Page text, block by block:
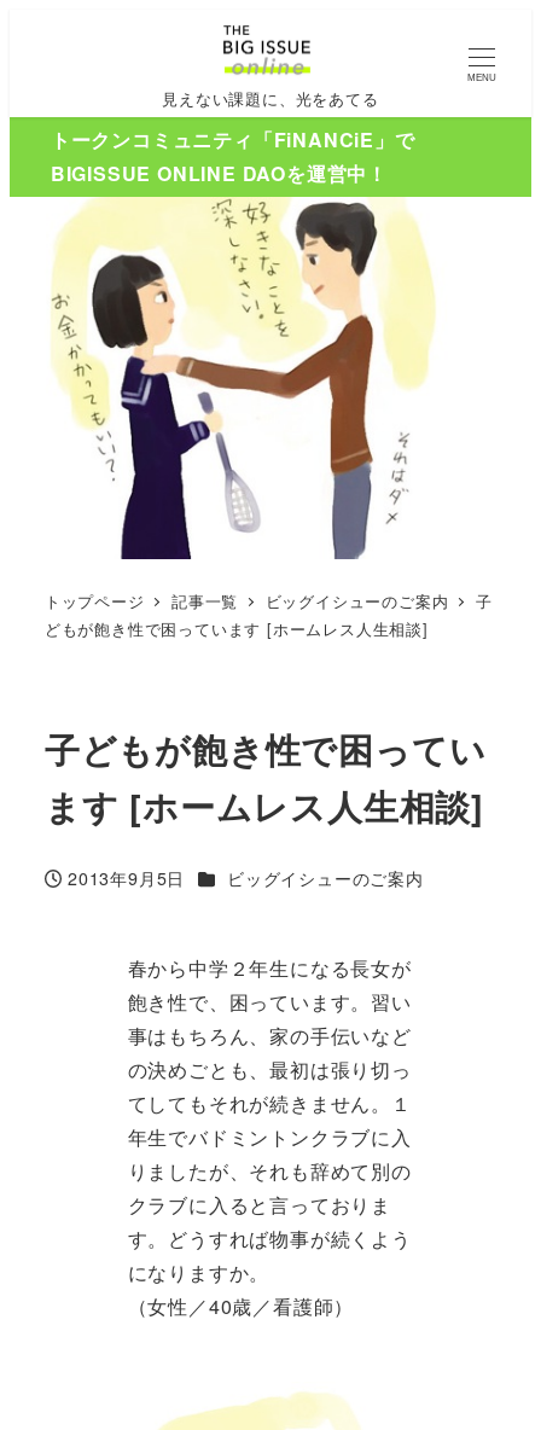
見えない課題に、光をあてる
MENU
トークンコミュニティ「FiNANCiE」で
BIGISSUE ONLINE DAOを運営中！
トップページ 記事一覧 ビッグイシューのご案内
子
どもが飽き性で困っています [ホームレス人生相談]
子どもが飽き性で困ってい
ます [ホームレス人生相談]
投稿日
2013年9月5日 カテゴリー
ビッグイシューのご案内
春から中学２年生になる長女が
飽き性で、困っています。習い
事はもちろん、家の手伝いなど
の決めごとも、最初は張り切っ
てしてもそれが続きません。１
年生でバドミントンクラブに入
りましたが、それも辞めて別の
クラブに入ると言っておりま
す。どうすれば物事が続くよう
になりますか。
（女性／40歳／看護師）